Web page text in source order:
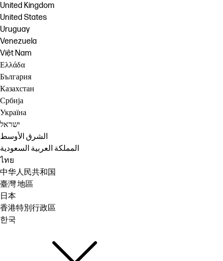
United Kingdom
United States
Uruguay
Venezuela
Việt Nam
Ελλάδα
България
Казахстан
Србија
Україна
ישראל
الشرق الأوسط
المملكة العربية السعودية
ไทย
中华人民共和国
臺灣 地區
日本
香港特別行政區
한국